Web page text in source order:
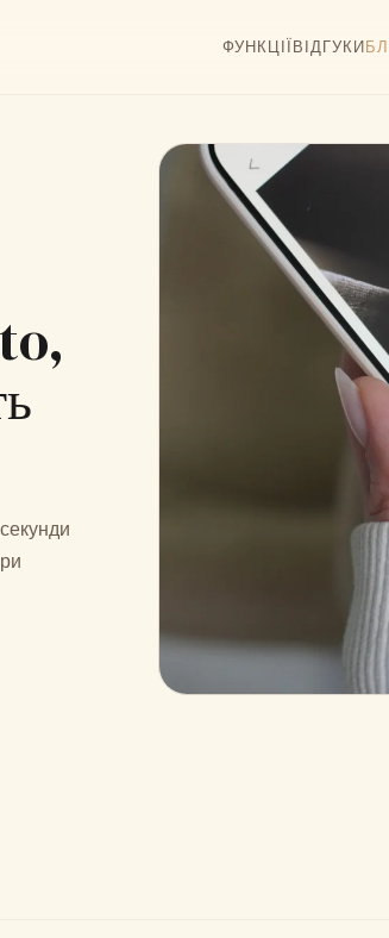
ФУНКЦІЇВІДГУКИ